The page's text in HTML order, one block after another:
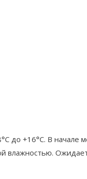
до +16°C. В
влажностью.